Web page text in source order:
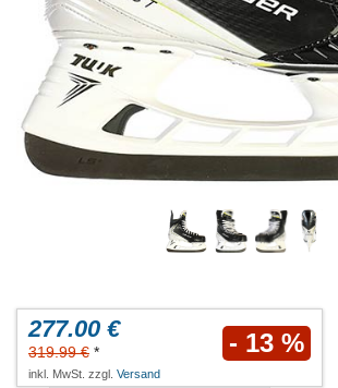
277.00 €
319.99 € * - 13 %
inkl. MwSt. zzgl. Versand